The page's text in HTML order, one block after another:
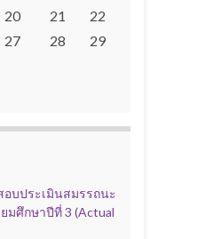
20 21
22
27 28
29
บประเมินสมรรถนะ
มศึกษาปีที่ 3 (Actual